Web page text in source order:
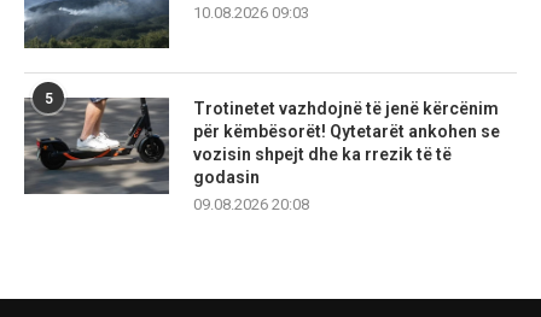
10.08.2026 09:03
5
Trotinetet vazhdojnë të jenë kërcënim
për këmbësorët! Qytetarët ankohen se
vozisin shpejt dhe ka rrezik të të
godasin
09.08.2026 20:08